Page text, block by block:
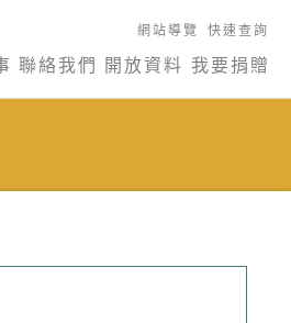
網站導覽 快速查詢
聯絡我們 開放資料 我要捐贈